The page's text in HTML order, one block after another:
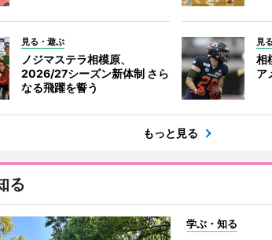
見る・遊ぶ
ノジマステラ相模原、
2026/27シーズン新体制 さら
なる飛躍を誓う
見
相
ア
もっと見る
る
学ぶ・知る